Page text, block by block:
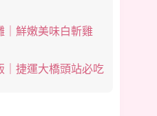
｜鮮嫩美味白斬雞
｜捷運大橋頭站必吃